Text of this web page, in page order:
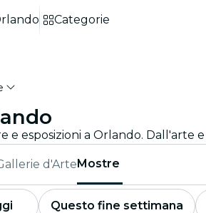
Categorie
d'ArteMostre
Questo fine settimana